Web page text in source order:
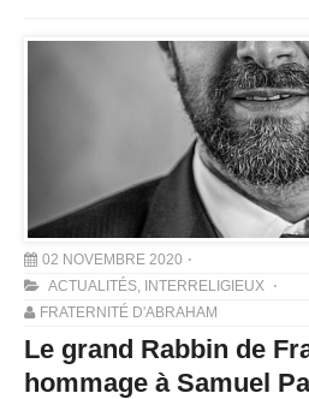
02 NOVEMBRE 2020
ACTUALITÉS, INTERRELIGIEUX
FRATERNITÉ D'ABRAHAM
Le grand Rabbin de
hommage à Samuel